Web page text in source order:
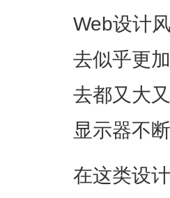
Web设计
去似乎更
去都又大
显示器不
在这类设